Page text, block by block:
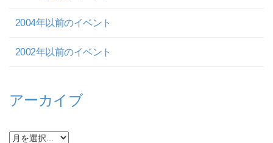
2004年以前のイベント
2002年以前のイベント
アーカイブ